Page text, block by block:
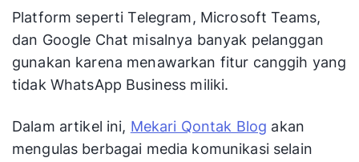
Platform seperti Telegram, Microsoft Teams,
dan Google Chat misalnya banyak pelanggan
gunakan karena menawarkan fitur canggih yang
tidak WhatsApp Business miliki.
Dalam artikel ini, Mekari Qontak Blog akan
mengulas berbagai media komunikasi selain